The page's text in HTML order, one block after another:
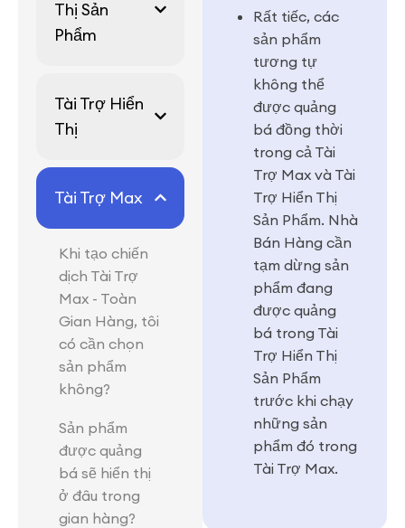
Thị Sản
Phẩm
Tài Trợ Hiển
Thị
Tài Trợ Max
Khi tạo chiến
dịch Tài Trợ
Max - Toàn
Gian Hàng, tôi
có cần chọn
sản phẩm
không?
Sản phẩm
được quảng
bá sẽ hiển thị
ở đâu trong
gian hàng?
Rất tiếc, các
sản phẩm
tương tự
không thể
được quảng
bá đồng thời
trong cả Tài
Trợ Max và Tài
Trợ Hiển Thị
Sản Phẩm. Nhà
Bán Hàng cần
tạm dừng sản
phẩm đang
được quảng
bá trong Tài
Trợ Hiển Thị
Sản Phẩm
trước khi chạy
những sản
phẩm đó trong
Tài Trợ Max.